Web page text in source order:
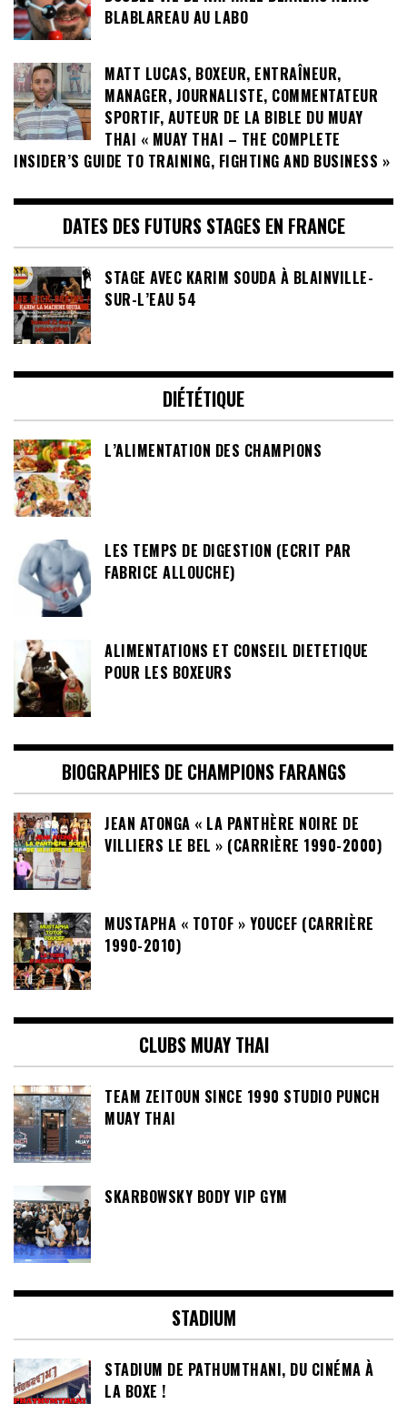
BLABLAREAU AU LABO
MATT LUCAS, BOXEUR, ENTRAÎNEUR,
MANAGER, JOURNALISTE, COMMENTATEUR
SPORTIF, AUTEUR DE LA BIBLE DU MUAY
THAI « MUAY THAI – THE COMPLETE
INSIDER’S GUIDE TO TRAINING, FIGHTING AND BUSINESS »
DATES DES FUTURS STAGES EN FRANCE
STAGE AVEC KARIM SOUDA À BLAINVILLE-
SUR-L’EAU 54
DIÉTÉTIQUE
L’ALIMENTATION DES CHAMPIONS
LES TEMPS DE DIGESTION (ECRIT PAR
FABRICE ALLOUCHE)
ALIMENTATIONS ET CONSEIL DIETETIQUE
POUR LES BOXEURS
BIOGRAPHIES DE CHAMPIONS FARANGS
JEAN ATONGA « LA PANTHÈRE NOIRE DE
VILLIERS LE BEL » (CARRIÈRE 1990-2000)
MUSTAPHA « TOTOF » YOUCEF (CARRIÈRE
1990-2010)
CLUBS MUAY THAI
TEAM ZEITOUN SINCE 1990 STUDIO PUNCH
MUAY THAI
SKARBOWSKY BODY VIP GYM
STADIUM
STADIUM DE PATHUMTHANI, DU CINÉMA À
LA BOXE !